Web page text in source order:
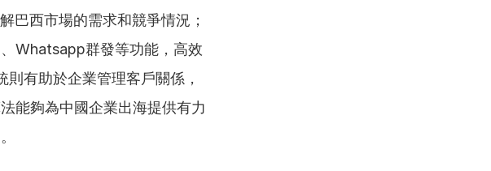
巴西市場的需求和競爭情況；
Whatsapp群發等功能，高效
有助於企業管理客戶關係，
能夠為中國企業出海提供有力